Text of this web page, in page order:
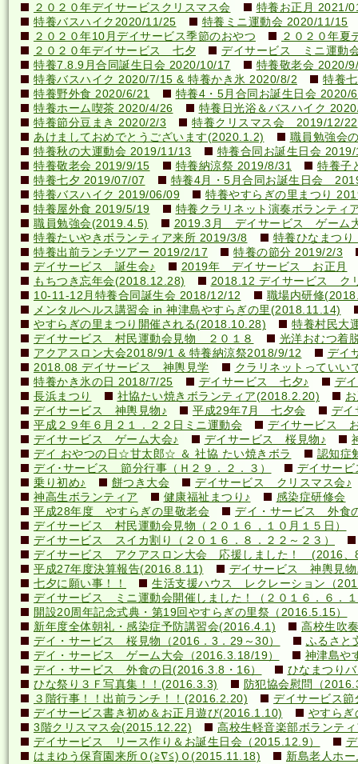
２０２０年デイサービスクリスマス会
特養お正月 2021/
特養バスハイク2020/11/25
特養ミニ運動会 2020/11/15
２０２０年10月デイサービス季節のおやつ
２０２０年夏
２０２０年デイサービス 七夕
デイサービス ミニ運動
特養7.8.9月合同誕生日会 2020/10/17
特養敬老会 2020/
特養バスハイク 2020/7/15 & 特養かき氷 2020/8/2
特養
特養野外食 2020/6/21
特養4・5月合同お誕生日会 2020/
特養ホーム喫茶 2020/4/26
特養日光浴＆バスハイク
特養節分豆まき 2020/2/3
特養クリスマス会 2019/12/22
あけましておめでとうございます(2020.1.2)
職員勉強会
特養秋の大運動会 2019/11/13
特養合同お誕生日会
特養敬老会 2019/9/15
特養納涼祭 2019/8/31
特養子
特養七夕 2019/07/07
特養4月・5月合同お誕生日会
特養バスハイク 2019/06/09
特養やすらぎの里まつり
特養屋外食 2019/5/19
特養クラリネット演奏ボランティ
職員勉強会(2019.4.5)
2019.3月 デイサービス ゲーム
特養たいやきボランティア来所 2019/3/8
特養ひなまつ
特養出前ランチツアー 2019/2/17
特養の節分 2019/2/3
デイサービス 誕生会♪
2019年 デイサービス お正月
もちつき忘年会(2018.12.28)
2018.12 デイサービス ク
10-11-12月特養合同誕生会 2018/12/12
職場内研修
メンタルヘルス講習会 in 神津島やすらぎの里(2018.11.14)
やすらぎの里まつり開催される(2018.10.28)
特養村民大
デイサービス 村民運動会見物 ２０１８
光洋おむつ着
アクアスロン大会2018/9/1 & 特養納涼祭2018/9/12
デイ
2018.08 デイサービス 神輿見学
クラリネットってい
特養かき氷の日 2018/7/25
デイサービス 七夕♪
デ
長浜まつり
社協たい焼きボランティア(2018.2.20)
デイサービス 神輿見物♪
平成29年7月 七夕会
デイ
平成２９年６月２１．２２日ミニ運動会
デイサービス
デイサービス ゲーム大会♪
デイサービス 桜見物♪
デイ おやつの日☆甘太郎☆ ＆ 社協 たい焼きボラ
認知症
デイ･サービス 節分行事（Ｈ２９．２．３）
デイサー
乗り初め♪
餅つき大会
デイサービス クリスマス会♪
神高生ボランティア
健康福祉まつり♪
感染症研修会
平成28年度 やすらぎの里敬老会
デイ・サービス 外食
デイサービス 村民運動会見物（２０１６，１０月１５日）
デイサービス スイカ割り（２０１６．８．２２～２３）
デイサービス アクアスロン大会 応援しました！ (2016、
平成27年度決算報告(2016.8.11)
デイサービス 神輿見物
七夕に願い事！！
生活支援ハウス レクレーション（
デイサービス ミニ運動会開催しました！（２０１６．６．
開設20周年記念式典・第19回やすらぎの里祭（2016.5.15）
新年度全体朝礼・感染症予防講習会(2016.4.1)
高校生吹
デイ・サービス 桜見物（2016．3．29～30）
ふるさと
デイ・サービス ゲーム大会（2016.3.18/19）
神津島や
デイ・サービス 外食の日(2016.3.8・16）
ひなまつり
ひな祭り３Ｆ写真集！！(2016.3.3)
防犯協会慰問（
３階行事！！出前ランチ！！(2016.2.20)
デイサービス
デイサービス書き初め＆お正月遊び(2016.1.10)
やすら
3階クリスマス会(2015.12.22)
高校生軽音楽部ボランテ
デイサービス リース作り＆お誕生日会（2015.12.9）
はまゆう保育園来所Ｏ(≧∇≦)Ｏ(2015.11.18)
新島老人ホ